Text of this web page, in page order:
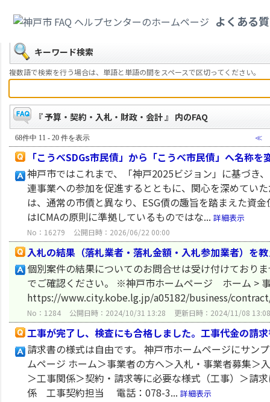
よくある
戻る
キーワード検索
複数語で検索を行う場合は、単語と単語の間をスペースで区切ってください。
『 予算・契約・入札・財政・会計 』 内のFAQ
68件中 11 - 20 件を表示 ≪
「こうべSDGs市民債」から「こうべ市民債」へ名称
神戸市ではこれまで、「神戸2025ビジョン」に基づき
連事業への参加を促進するとともに、関心を深めてい
は、通常の市債と異なり、ESG債の趣旨を踏まえた資
はICMAの原則に準拠しているものではな... 詳細表示
No：16279 公開日時：2026/06/22 00:00
入札の結果（落札業者・落札金額・入札参加業者）を
個別案件の結果についてのお問合せは受け付けており
でご確認ください。 ※神戸市ホームページ ホーム >
https://www.city.kobe.lg.jp/a05182/business/
No：1284 公開日時：2024/10/31 13:28 更新日時：2024/11/08 13:08
工事が完了し、検査にも合格しました。工事代金の請
請求書の様式は自由です。 神戸市ホームページにサ
ムページ ホーム＞事業者の方へ＞入札・事業者募集＞
＞工事関係＞契約・請求等に必要な様式（工事）＞
係 工事契約担当 電話：078-3... 詳細表示